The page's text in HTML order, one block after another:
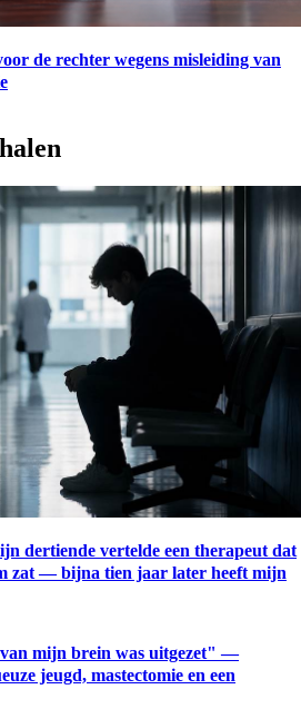
de rechter wegens misleiding van
dertiende vertelde een therapeut dat
zat — bijna tien jaar later heeft mijn
van mijn brein was uitgezet" —
jeugd, mastectomie en een